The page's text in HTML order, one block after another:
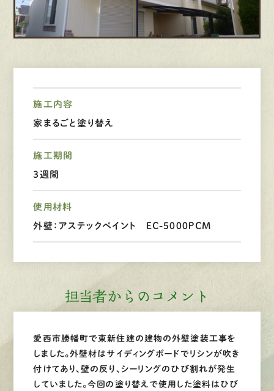
0120-44-2605
施工内容
家まるごと塗り替え
施工期間
3週間
使用材料
外壁：アステックペイント ＥＣ-5000ＰＣM
担当者からのコメント
愛西市勝幡町で東新住建の建物の外壁塗装工事を
しました。外壁材はサイディングボードでリシンが吹き
付けてあり、壁の反り、シーリングのひび割れが発生
していました。今回の塗り替えで使用した塗料はひび